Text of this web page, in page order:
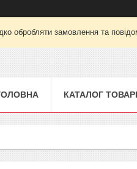
обробляти замовлення та
КАТАЛОГ